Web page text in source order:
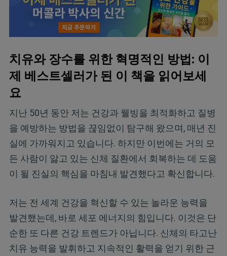
치유와 장수를 위한 혁명적인 방법: 이
제 베스트셀러가 된 이 책을 읽어보세
요
지난 50년 동안 저는 건강과 웰빙을 최적화하고 질병
을 예방하는 방법을 끊임없이 탐구해 왔으며, 매년 진
실에 가까워지고 있습니다. 하지만 이번에는 거의 모
든 사람이 앓고 있는 신체 질환에서 회복하는 데 도움
이 될 진실의 핵심을 마침내 발견했다고 확신합니다.
저는 전 세계 건강을 혁신할 수 있는 놀라운 능력을
발견했는데, 바로 세포 에너지의 힘입니다. 이것은 단
순한 또 다른 건강 트렌드가 아닙니다. 신체의 타고난
치유 능력을 발휘하고 지속적인 활력을 얻기 위한 근